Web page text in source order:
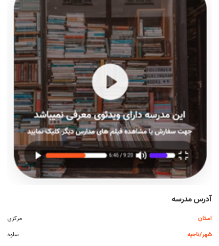
آدرس مدرسه
استان
مرکزی
شهر/ناحیه
ساوه